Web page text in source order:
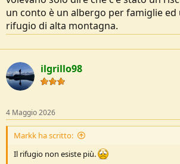
un conto è un albergo per famiglie
rifugio di alta montagna.
ilgrillo98
4 Maggio 2026
Markk ha scritto:
Il rifugio non esiste più.